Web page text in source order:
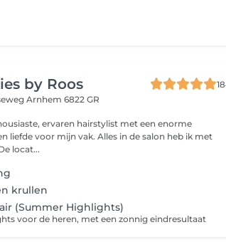
by Roos
Arnhem 6822 GR
ervaren hairstylist met een enorme
liefde voor mijn vak. Alles in de salon heb ik met
gekozen. De locat...
krullen
(Summer Highlights)
voor de heren, met een zonnig eindresultaat